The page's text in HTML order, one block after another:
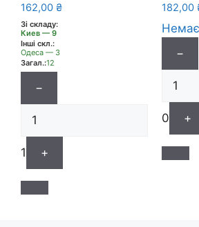
162,00 ₴
Зі складу:
Киев — 9
Інші скл.:
Одеса — 3
Загал.:12
−
1 +
182,00
Немає
−
0 +